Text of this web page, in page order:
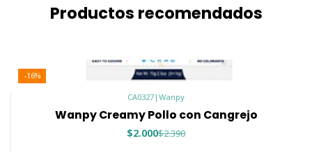
Productos recomendados
-16%
CA0327 | Wanpy
Wanpy Creamy Pollo con Cangrejo
$2.000$2.390